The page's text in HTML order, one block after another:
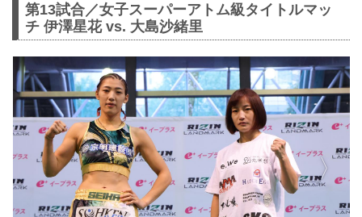
第13試合／女子スーパーアトム級タイトルマッ
チ 伊澤星花 vs. 大島沙緒里